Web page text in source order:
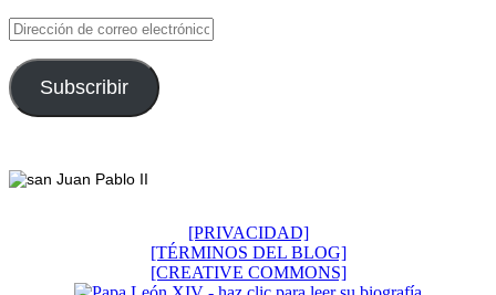
Dirección
de
correo
electrónico
Subscribir
[PRIVACIDAD]
[TÉRMINOS DEL BLOG]
[CREATIVE COMMONS]